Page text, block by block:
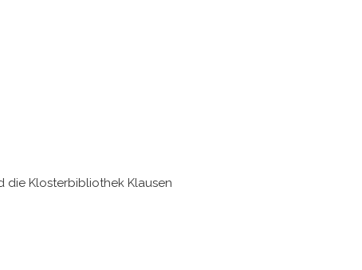
die Klosterbibliothek Klausen